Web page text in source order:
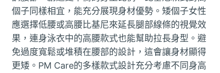
個子同樣相宜，能充分展現身材優勢。矮個子女性
應選擇低腰或高腰比基尼來延長腿部線條的視覺效
果，連身泳衣中的高腰款式也能幫助拉長身型。避
免過度寬鬆或堆積在腰部的設計，這會讓身材顯得
更矮。PM Care的多樣款式設計充分考慮不同身高